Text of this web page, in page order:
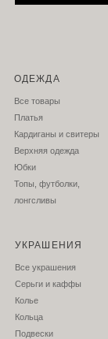
ОДЕЖДА
УКРАШЕНИЯ
Все товары
Платья
Кардиганы и свитеры
Верхняя одежда
Юбки
Топы, футболки,
лонгсливы
Все украшения
Серьги и каффы
Колье
Кольца
Подвески